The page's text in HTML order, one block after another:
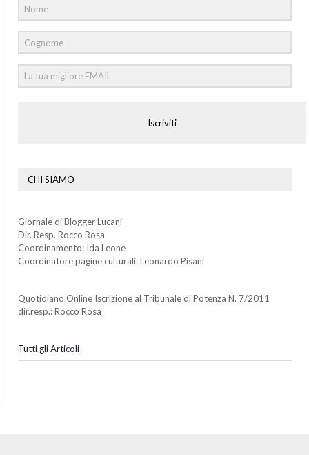
Iscriviti
CHI SIAMO
Giornale di Blogger Lucani
Dir. Resp. Rocco Rosa
Coordinamento: Ida Leone
Coordinatore pagine culturali: Leonardo Pisani
Quotidiano Online Iscrizione al Tribunale di Potenza N. 7/2011
dir.resp.: Rocco Rosa
Tutti gli Articoli